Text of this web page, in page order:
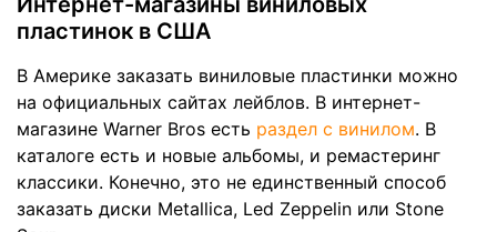
пластинок в США
В Америке заказать виниловые пластинки можно
на официальных сайтах лейблов. В интернет-
магазине Warner Bros есть раздел с винилом. В
каталоге есть и новые альбомы, и ремастеринг
классики. Конечно, это не единственный способ
заказать диски Metallica, Led Zeppelin или Stone